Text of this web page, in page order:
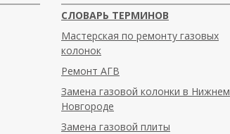
СЛОВАРЬ ТЕРМИНОВ
Мастерская по ремонту газовых
колонок
Ремонт АГВ
Замена газовой колонки в Нижнем
Новгороде
Замена газовой плиты